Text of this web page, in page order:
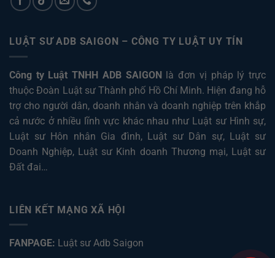
LUẬT SƯ ADB SAIGON – CÔNG TY LUẬT UY TÍN
Công ty Luật TNHH ADB SAIGONlà đơn vị pháp lý trực
thuộc Đoàn Luật sư Thành phố Hồ Chí Minh. Hiện đang hỗ
trợ cho người dân, doanh nhân và doanh nghiệp trên khắp
cả nước ở nhiều lĩnh vực khác nhau như Luật sư Hình sự,
Luật sư Hôn nhân Gia đình, Luật sư Dân sự, Luật sư
Doanh Nghiệp, Luật sư Kinh doanh Thương mại, Luật sư
Đất đai…
LIÊN KẾT MẠNG XÃ HỘI
FANPAGE: Luật sư Adb Saigon